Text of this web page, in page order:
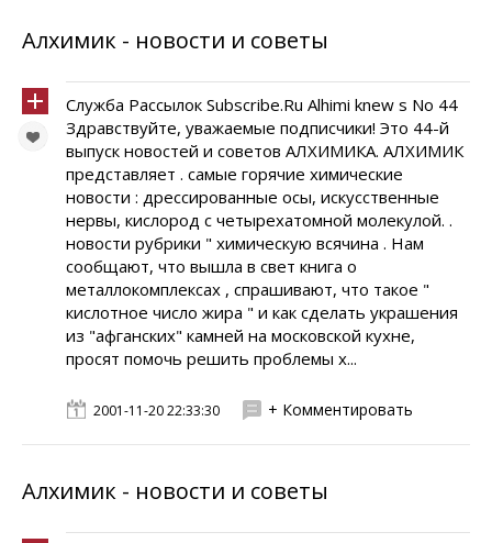
Алхимик - новости и советы
Служба Рассылок Subscribe.Ru Alhimi knew s No 44
Здравствуйте, уважаемые подписчики! Это 44-й
выпуск новостей и советов АЛХИМИКА. АЛХИМИК
представляет . самые горячие химические
новости : дрессированные осы, искусственные
нервы, кислород с четырехатомной молекулой. .
новости рубрики " химическую всячина . Нам
сообщают, что вышла в свет книга о
металлокомплексах , спрашивают, что такое "
кислотное число жира " и как сделать украшения
из "афганских" камней на московской кухне,
просят помочь решить проблемы х...
2001-11-20 22:33:30 + Комментировать
Алхимик - новости и советы